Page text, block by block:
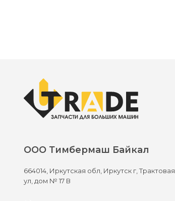
ООО Тимбермаш Байкал
664014, Иркутская обл, Иркутск г,Трактовая
ул, дом № 17 В